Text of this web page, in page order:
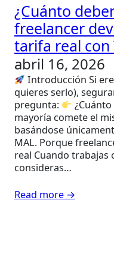
¿Cuánto
freelancer
tarifa real con
abril 16, 2026
Introducción Si
quieres serlo),
pregunta:
mayoría comete el
basándose
MAL. Porque
real Cuando trabajas
consideras…
Read more →